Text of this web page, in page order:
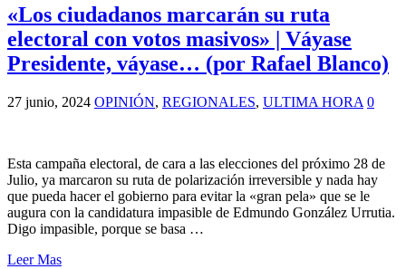
«Los ciudadanos marcarán su ruta
electoral con votos masivos» | Váyase
Presidente, váyase… (por Rafael Blanco)
27 junio, 2024 OPINIÓN, REGIONALES, ULTIMA HORA 0
Esta campaña electoral, de cara a las elecciones del próximo 28 de
Julio, ya marcaron su ruta de polarización irreversible y nada hay
que pueda hacer el gobierno para evitar la «gran pela» que se le
augura con la candidatura impasible de Edmundo González Urrutia.
Digo impasible, porque se basa …
Leer Mas